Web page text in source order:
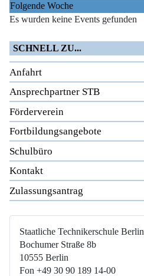
Folgende Woche
Es wurden keine Events gefunden
SCHNELL ZU...
Anfahrt
Ansprechpartner STB
Förderverein
Fortbildungsangebote
Schulbüro
Kontakt
Zulassungsantrag
Staatliche Technikerschule Berlin
Bochumer Straße 8b
10555 Berlin
Fon +49 30 90 189 14-00